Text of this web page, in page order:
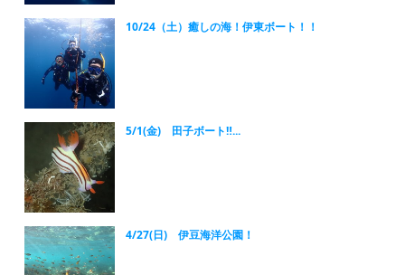
10/24（土）癒しの海！伊東ボート！！
5/1(金) 田子ボート‼...
4/27(日) 伊豆海洋公園！